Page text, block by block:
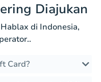
Diajukan
di Indonesia,
Card?